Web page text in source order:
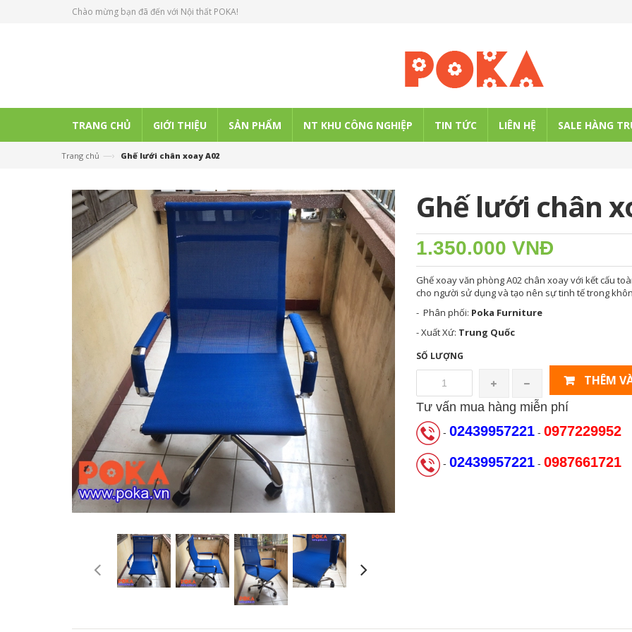
Chào mừng bạn đã đến với Nội thất POKA!
TRANG CHỦ GIỚI THIỆU SẢN PHẨM NT KHU CÔNG NGHIỆP TIN TỨC LIÊN HỆ SALE HÀNG
Trang chủ —› Ghế lưới chân xoay A02
Ghế lưới chân
1.350.000 VNĐ
Ghế xoay văn phòng A02 chân xoay với kết cấu
cho người sử dụng và tạo nên sự tinh tế trong
- Phân phối: Poka Furniture
- Xuất Xứ: Trung Quốc
SỐ LƯỢNG
THÊM
Tư vấn mua hàng miễn phí
- 02439957221- 0977229952
- 02439957221- 0987661721